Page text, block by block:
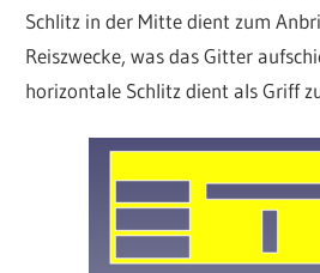
Schlitz in der Mitte dient zum
Reiszwecke, was das Gitter
horizontale Schlitz dient als Griff